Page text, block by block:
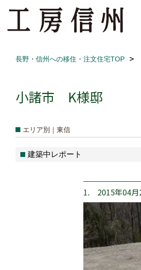
長野・信州への移住・注文住宅TOP
小諸市 K様邸
エリア別｜東信
建築中レポート
1. 2015年04月